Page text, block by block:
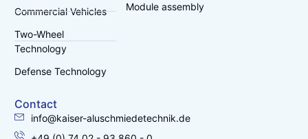
Commercial Vehicles
Two-Wheel
Technology
Defense Technology
Module assembly
Contact
info@kaiser-aluschmiedetechnik.de